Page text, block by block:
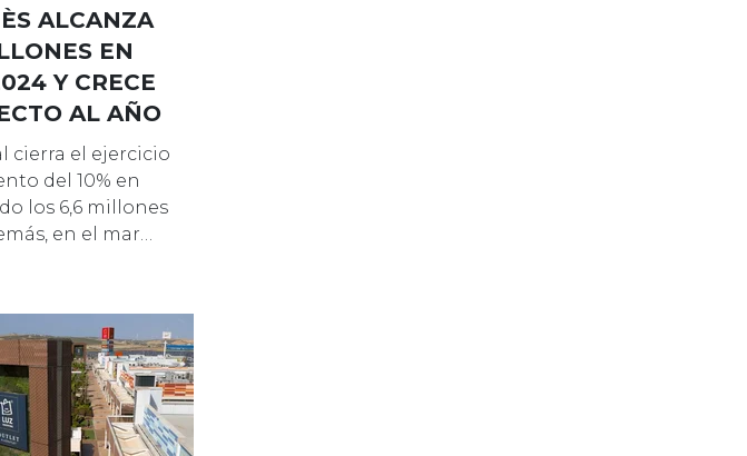
ALCANZA
EN
Y CRECE
AL AÑO
cierra el ejercicio
del 10% en
los 6,6 millones
en el mar…